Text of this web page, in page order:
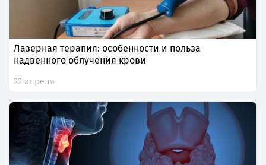
Лазерная терапия: особенности и польза
надвенного облучения крови
22 апреля